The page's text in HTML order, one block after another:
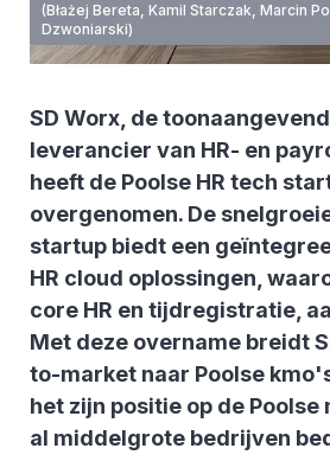
(Błażej Bereta, Kamil Starczak, Marcin
Dzwoniarski)
SD Worx, de
leverancier van HR- en
heeft de Poolse HR tech
overgenomen. De
startup biedt een
HR cloud oplossingen,
core HR en tijdregistratie,
Met deze overname breidt
to-market naar Poolse
het zijn positie op de
al middelgrote bedrijven